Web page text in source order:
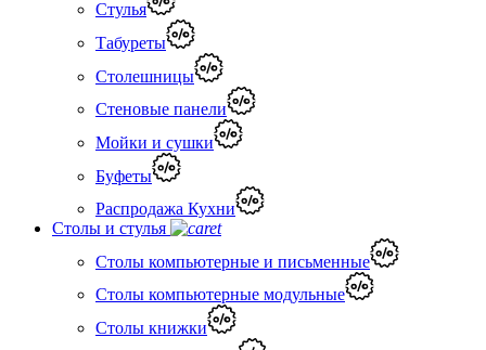
Стулья
Табуреты
Столешницы
Стеновые панели
Мойки и сушки
Буфеты
Распродажа Кухни
Столы и стулья
Столы компьютерные и письменные
Столы компьютерные модульные
Столы книжки